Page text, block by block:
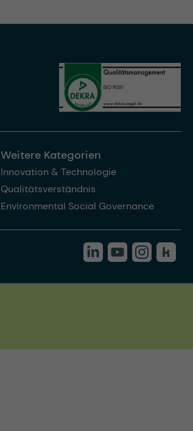
Weitere Kategorien
Innovation & Technologie
Qualitätsverständnis
Environmental Social Governance